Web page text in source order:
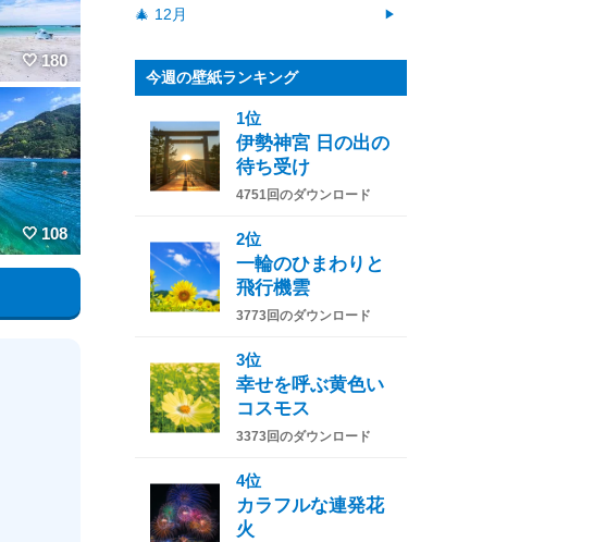
180
108
🎄 12月
今週の壁紙ランキング
1位
伊勢神宮 日の出の
待ち受け
4751回のダウンロード
2位
一輪のひまわりと
飛行機雲
3773回のダウンロード
3位
幸せを呼ぶ黄色い
コスモス
3373回のダウンロード
4位
カラフルな連発花
火